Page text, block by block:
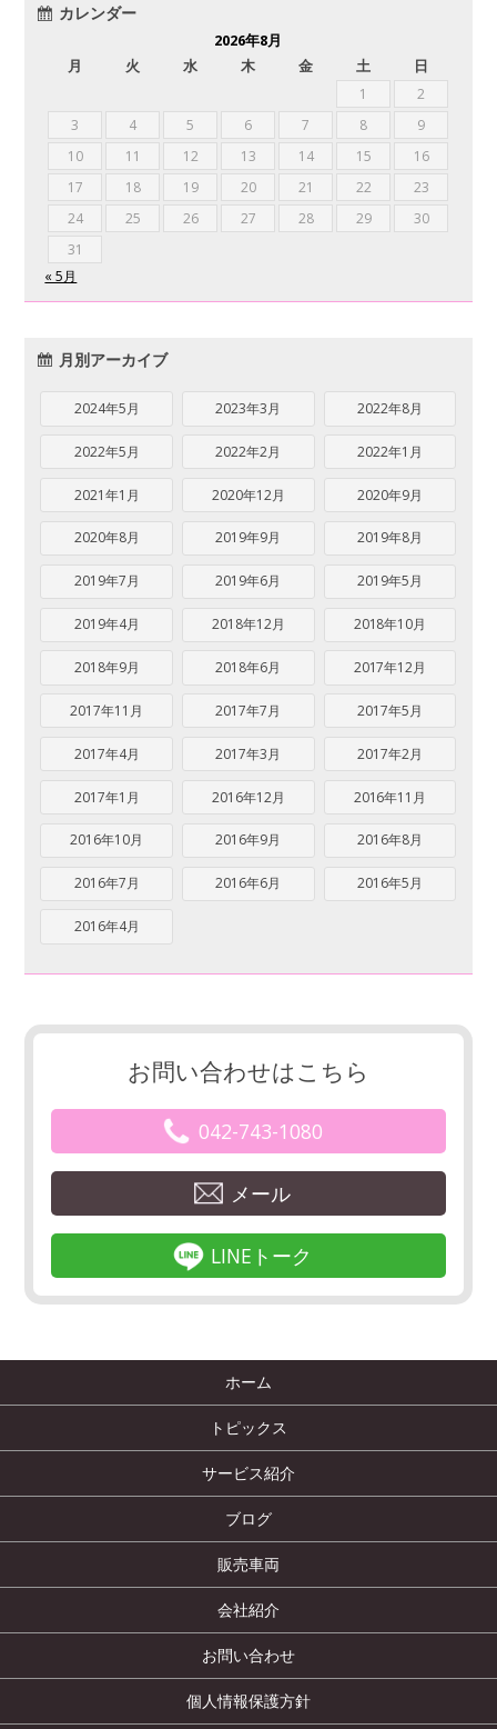
カレンダー
2026年8月
月
火 水 木 金 土 日
1
2
3
4 5 6 7 8
9
10
11 12 13 14 15
16
17
18 19 20 21 22
23
24
25 26 27 28 29
30
31
« 5月
月別アーカイブ
2024年5月 2023年3月 2022年8月
2022年5月 2022年2月 2022年1月
2021年1月 2020年12月 2020年9月
2020年8月 2019年9月 2019年8月
2019年7月 2019年6月 2019年5月
2019年4月 2018年12月 2018年10月
2018年9月 2018年6月 2017年12月
2017年11月 2017年7月 2017年5月
2017年4月 2017年3月 2017年2月
2017年1月 2016年12月 2016年11月
2016年10月 2016年9月 2016年8月
2016年7月 2016年6月 2016年5月
2016年4月
お問い合わせはこちら
042-743-1080
メール
LINEトーク
ホーム
トピックス
サービス紹介
ブログ
販売車両
会社紹介
お問い合わせ
個人情報保護方針